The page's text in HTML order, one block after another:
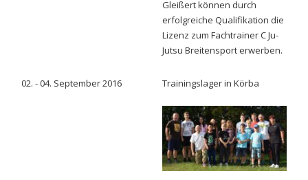
Gleißert können durch
erfolgreiche Qualifikation die
Lizenz zum Fachtrainer C Ju-
Jutsu Breitensport erwerben.
02. - 04. September 2016 Trainingslager in Körba